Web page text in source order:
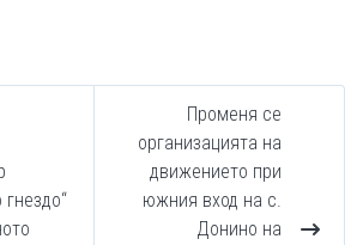
Променя се
организацията на
движението при
южния вход на с.
Донино на